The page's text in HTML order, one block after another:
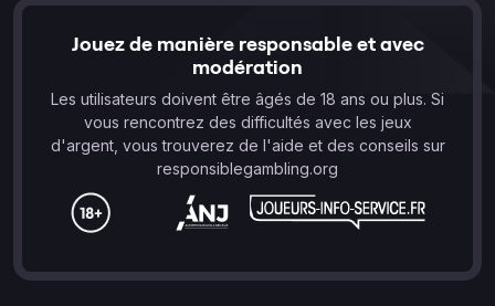
Jouez de manière responsable et avec
modération
Les utilisateurs doivent être âgés de 18 ans ou plus. Si
vous rencontrez des difficultés avec les jeux
d'argent, vous trouverez de l'aide et des conseils sur
responsiblegambling.org